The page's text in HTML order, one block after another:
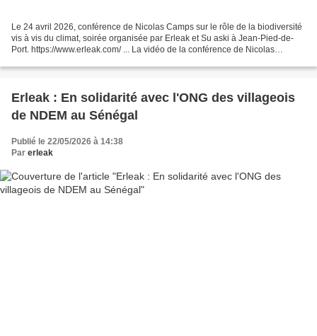
Le 24 avril 2026, conférence de Nicolas Camps sur le rôle de la biodiversité
vis à vis du climat, soirée organisée par Erleak et Su aski à Jean-Pied-de-
Port. https://www.erleak.com/ ... La vidéo de la conférence de Nicolas
Erleak : En solidarité avec l'ONG des villageois
de NDEM au Sénégal
Publié le 22/05/2026 à 14:38
Par erleak